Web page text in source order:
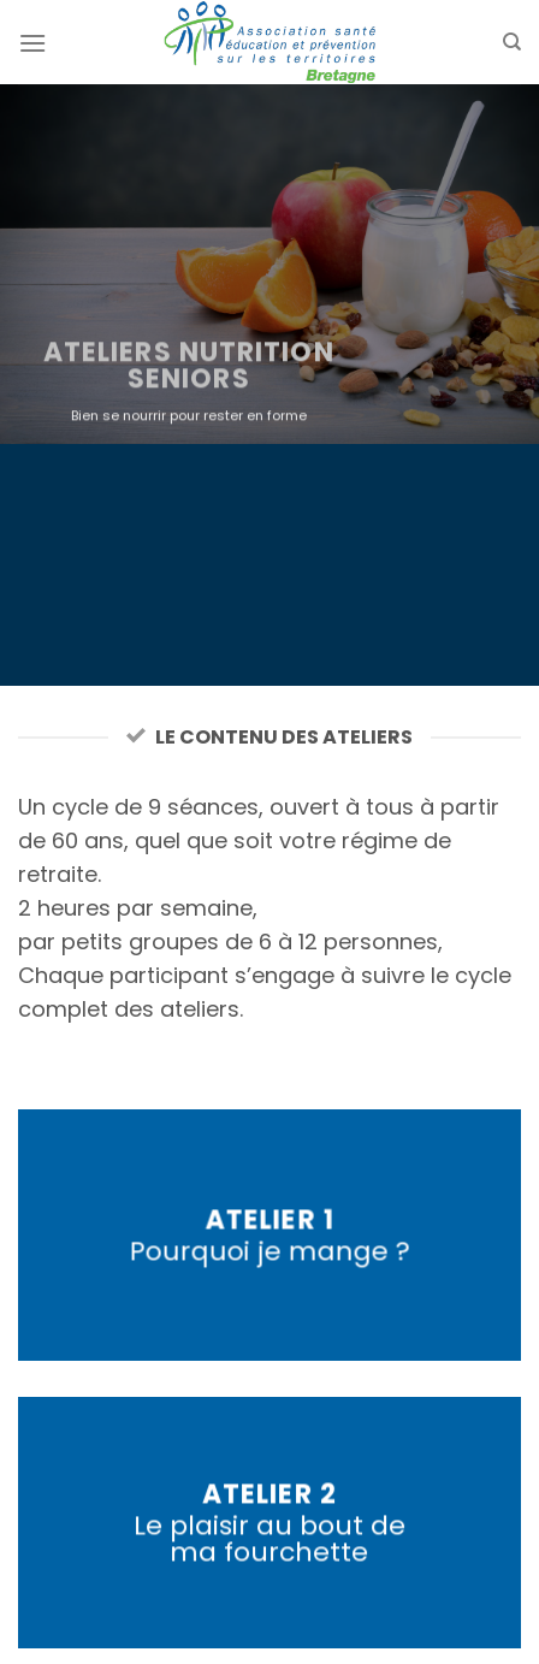
au
ATELIERS NUTRITION
SENIORS
Bien se nourrir pour rester en forme
LE CONTENU DES ATELIERS
Un cycle de 9 séances, ouvert à tous à partir
de 60 ans, quel que soit votre régime de
retraite.
2 heures par semaine,
par petits groupes de 6 à 12 personnes,
Chaque participant s’engage à suivre le cycle
complet des ateliers.
ATELIER 1
Pourquoi je mange ?
ATELIER 2
Le plaisir au bout de
ma fourchette